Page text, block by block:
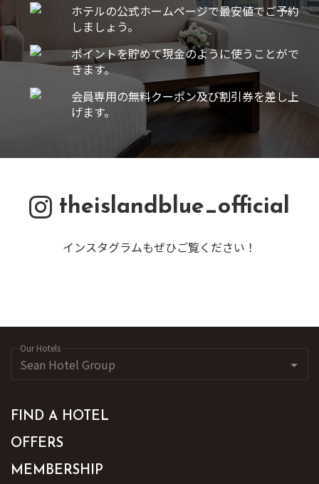
ホテルの公式ホームページで最安値でご予約
しましょう。
ポイントを貯めて現金のように使うことがで
きます。
会員専用の無料クーポン及び割引券を差し上
げます。
theislandblue_official
インスタグラムもぜひご覧ください！
Our Hotels
FIND A HOTEL
OFFERS
MEMBERSHIP